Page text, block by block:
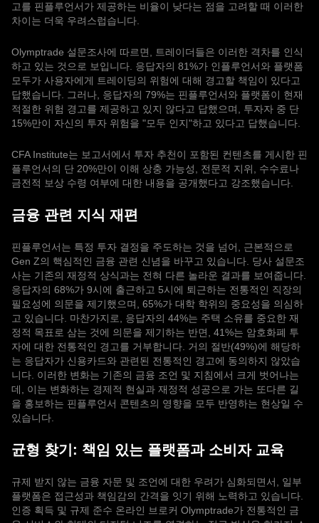
고를 핀플루언서가 제공하는 비율이 낮다는 점을 고려할 때 이러한
차이는 더욱 우려스럽습니다.
Olymptrade 설문조사에 따르면, 트레이더들은 이러한 격차를 인식
하고 있는 것으로 보입니다. 응답자의 81%가 인플루언서와 플랫폼
모두가 사용자에게 트레이딩의 위험에 대해 경고할 책임이 있다고
답했습니다. 그러나, 응답자의 79%는 핀플루언서와 플랫폼이 현재
적절한 위험 경고를 제공하고 있지 않다고 답했으며, 투자자 중 단
15%만이 자신의 투자 위험을 "모두 인지"하고 있다고 답했습니다.
CFA Institute는 보고서에서 투자 추천이 포함된 컨텐츠를 게시한 핀
플루언서의 단 20%만이 이해 상충 가능성, 전문적 지위, 수수료나
금전적 보상 수령 여부에 대한 내용을 공개했다고 강조했습니다.
금융 관련 지식 재편
핀플루언서는 특정 투자 결정을 주도하는 것을 넘어, 근본적으로
Gen Z의 핵심적인 금융 관련 신념을 바꾸고 있습니다. 당사 설문조
사는 기존의 재정적 상식과는 전혀 다른 놀라운 결과를 보여줍니다.
응답자의 68%가 9시에 출근하고 5시에 퇴근하는 전통적인 직장의
필요성에 의문을 제기했으며, 65%가 대학 학위의 중요성을 의심하
고 있습니다. 마찬가지로, 응답자의 44%는 주택 소유를 중요한 재
정적 목표로 삼는 것에 의문을 제기하는 반면, 41%는 암호화폐 투
자에 대한 전통적인 경고를 거부합니다. 거의 절반(49%)에 해당하
는 응답자가 신용카드와 관련된 전통적인 경고에 동의하지 않았습
니다. 이러한 변화는 기존의 금융 조언 및 지침에서 크게 벗어나는
데, 이는 변화하는 경제적 현실과 재정적 성공으로 가는 또다른 길
을 홍보하는 핀플루언서 콘텐츠의 영향을 모두 반영하는 현상일 수
있습니다.
균형 찾기: 책임 있는 플랫폼과 소비자 교육
규제 받지 않는 금융 자문 및 조언에 대한 우려가 심화되면서, 일부
플랫폼은 접근성과 책임감의 간격을 잇기 위해 노력하고 있습니다.
인증 획득 및 규제 준수 온라인 브로커 Olymptrade가 전통적인 금